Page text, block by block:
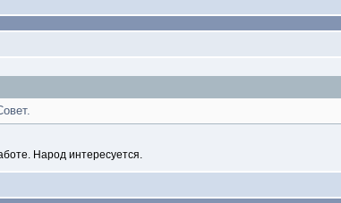
Народ интересуется.